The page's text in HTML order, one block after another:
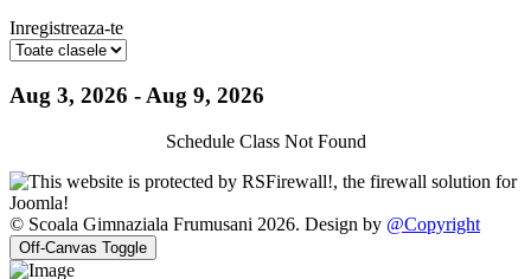
Inregistreaza-te
Aug 3, 2026 - Aug 9, 2026
Schedule Class Not Found
© Scoala Gimnaziala Frumusani 2026. Design by @Copyright
Off-Canvas Toggle